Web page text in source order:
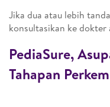
Jika dua atau lebih
konsultasikan ke
PediaSure,
Tahapan